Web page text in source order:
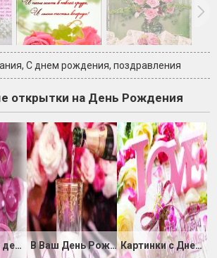
, С днем рождения, поздравления
открытки на День Рождения
Тюльпаны в день Рождения В Ваш День Рождения радости желаю Картинки с Днем Рождения Любимый